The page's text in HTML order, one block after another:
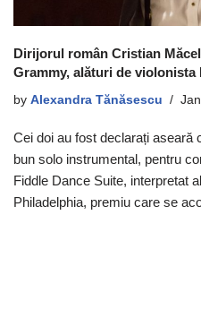
Dirijorul român Cristian
Grammy, alături de violonista
by Alexandra Tănăsescu
Cei doi au fost declarați aseară
bun solo instrumental, pentru
Fiddle Dance Suite, interpretat
Philadelphia, premiu care se